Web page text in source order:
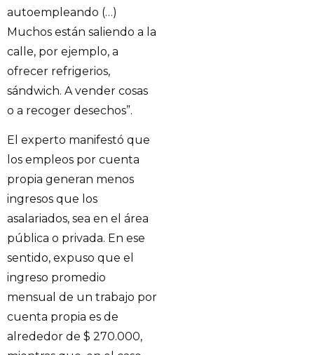
autoempleando (…)
Muchos están saliendo a la
calle, por ejemplo, a
ofrecer refrigerios,
sándwich. A vender cosas
o a recoger desechos”.
El experto manifestó que
los empleos por cuenta
propia generan menos
ingresos que los
asalariados, sea en el área
pública o privada. En ese
sentido, expuso que el
ingreso promedio
mensual de un trabajo por
cuenta propia es de
alrededor de $ 270.000,